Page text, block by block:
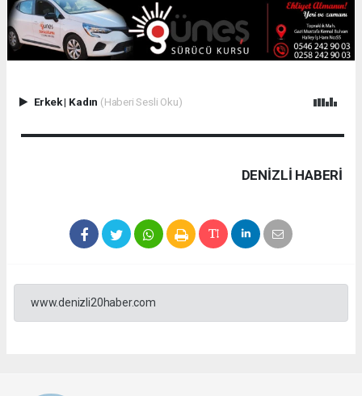
Erkek| Kadın (Haberi Sesli Oku)
DENIZLI HABERİ
www.denizli20haber.com